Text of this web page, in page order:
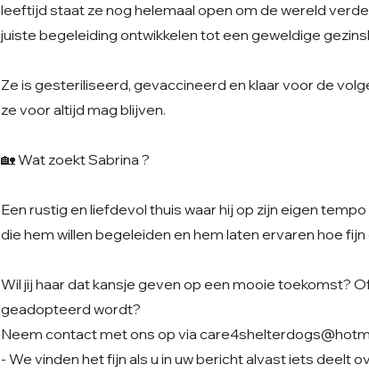
leeftijd staat ze nog helemaal open om de wereld
juiste begeleiding ontwikkelen tot een geweldige
Ze is gesteriliseerd, gevaccineerd en klaar voor de
ze voor altijd mag blijven.
🏡 Wat zoekt Sabrina ?
Een rustig en liefdevol thuis waar hij op zijn eigen
die hem willen begeleiden en hem laten ervaren hoe fijn
Wil jij haar dat kansje geven op een mooie toekomst?
geadopteerd wordt?
Neem contact met ons op via
- We vinden het fijn als u in uw bericht alvast iets deelt